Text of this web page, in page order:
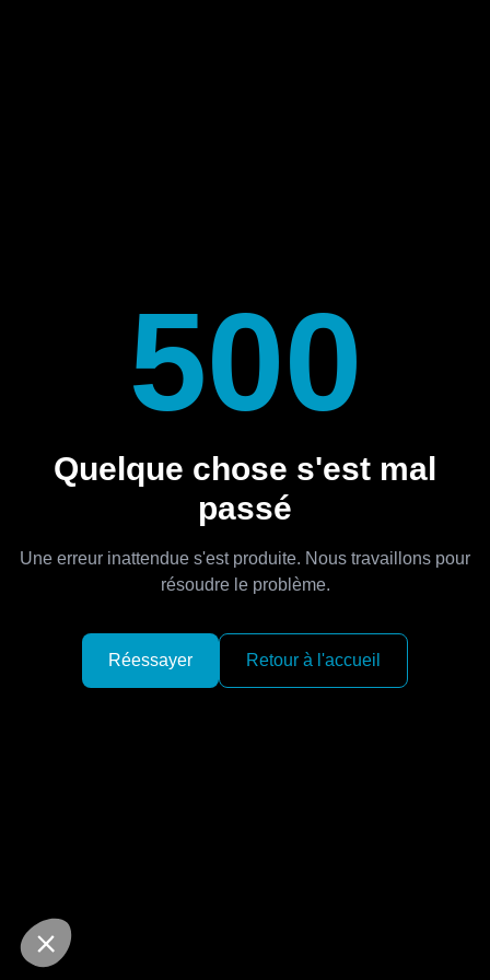
500
Quelque chose s'est mal
passé
Une erreur inattendue s'est produite. Nous travaillons pour
résoudre le problème.
Réessayer Retour à l'accueil